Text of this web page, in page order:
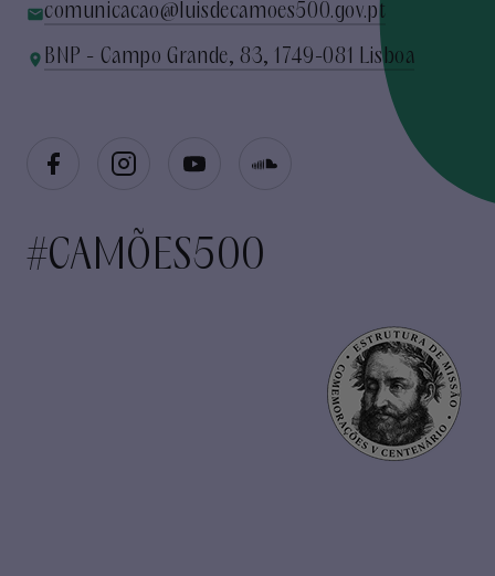
comunicacao@luisdecamoes500.gov.pt
BNP - Campo Grande, 83, 1749-081 Lisboa
#CAMÕES500